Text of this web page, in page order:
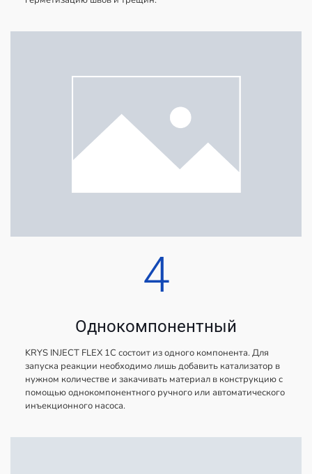
4
Однокомпонентный
KRYS INJECT FLEX 1C состоит из одного компонента. Для
запуска реакции необходимо лишь добавить катализатор в
нужном количестве и закачивать материал в конструкцию с
помощью однокомпонентного ручного или автоматического
инъекционного насоса.